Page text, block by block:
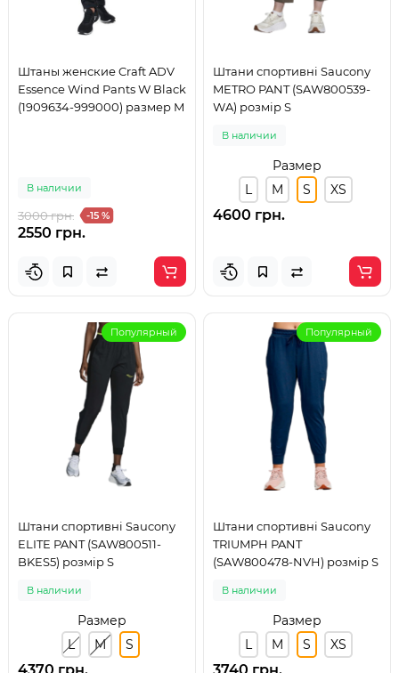
Штаны женские Craft ADV
Essence Wind Pants W Black
(1909634-999000) размер М
В наличии
3000 грн. -15 %
2550 грн.
Штани спортивні Saucony
METRO PANT (SAW800539-
WA) розмір S
В наличии
Размер
L
M S XS
4600 грн.
Популярный
Штани спортивні Saucony
ELITE PANT (SAW800511-
BKES5) розмір S
В наличии
Размер
L
M S
Популярный
Штани спортивні Saucony
TRIUMPH PANT
(SAW800478-NVH) розмір S
В наличии
Размер
L
M S XS